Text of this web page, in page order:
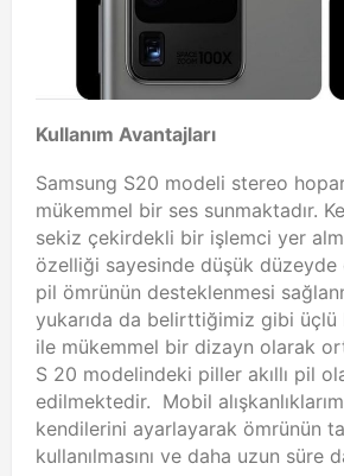
Kullanım Avantajları
Samsung S20 modeli stereo
mükemmel bir ses sunmaktadır.
sekiz çekirdekli bir işlemci yer
özelliği sayesinde düşük
pil ömrünün desteklenmesi
yukarıda da belirttiğimiz gibi üçlü
ile mükemmel bir dizayn olarak
S 20 modelindeki piller akıllı pil
edilmektedir. Mobil
kendilerini ayarlayarak ömrünün
kullanılmasını ve daha uzun süre